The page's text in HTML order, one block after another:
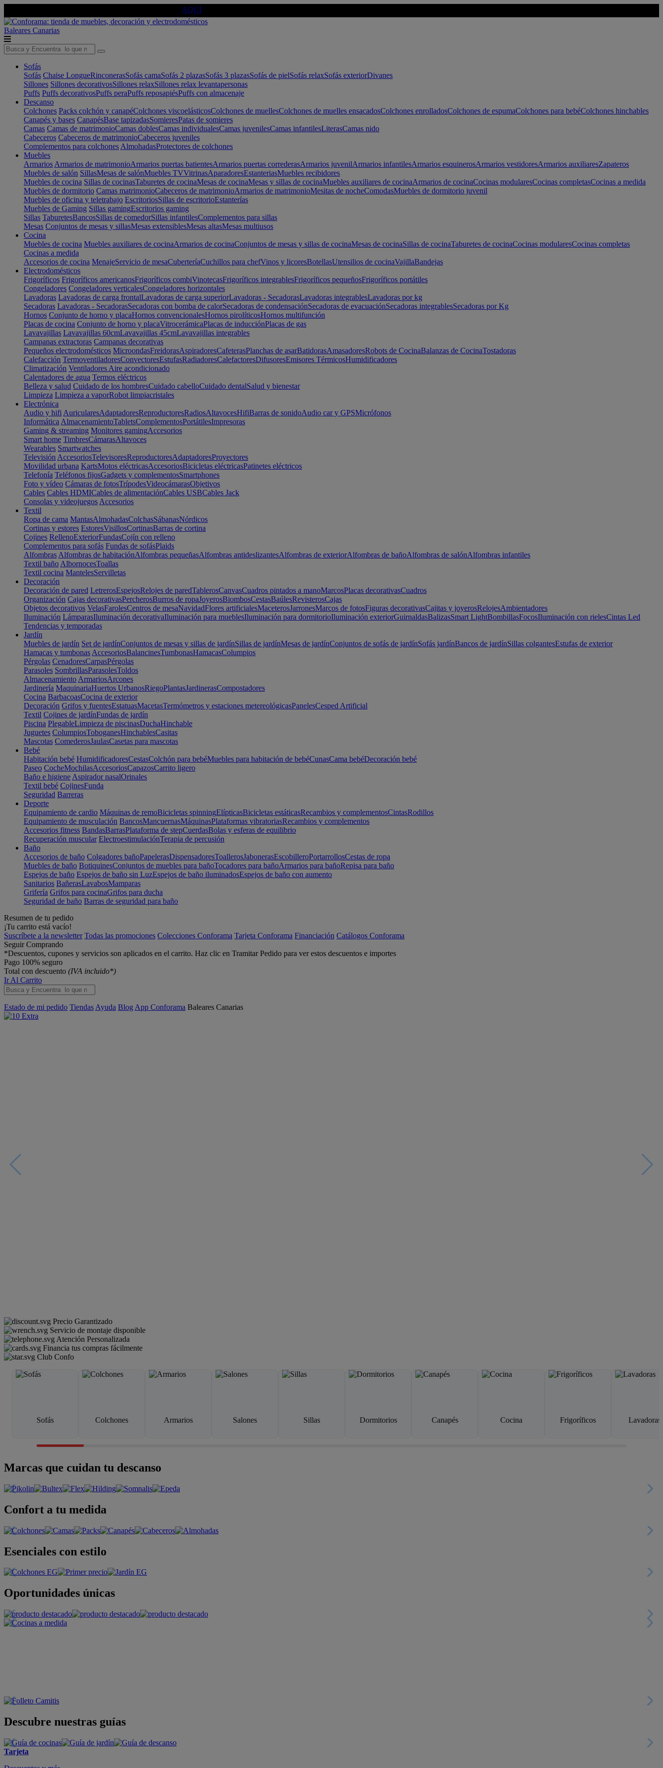
AQUÍ
Baleares Canarias
Sofás
Sofás Chaise LongueRinconerasSofás camaSofás 2 plazasSofás 3 plazasSofás de pielSofás relaxSofás exteriorDivanes
Sillones Sillones decorativosSillones relaxSillones relax levantapersonas
Puffs Puffs decorativosPuffs peraPuffs reposapiésPuffs con almacenaje
Descanso
Colchones Packs colchón y canapéColchones viscoelásticosColchones de muellesColchones de muelles ensacadosColchones enrolladosColchones de espumaColchones para bebéColchones hinchables
Canapés y bases CanapésBase tapizadasSomieresPatas de somieres
Camas Camas de matrimonioCamas doblesCamas individualesCamas juvenilesCamas infantilesLiterasCamas nido
Cabeceros Cabeceros de matrimonioCabeceros juveniles
Complementos para colchones AlmohadasProtectores de colchones
Muebles
Armarios Armarios de matrimonioArmarios puertas batientesArmarios puertas correderasArmarios juvenilArmarios infantilesArmarios esquinerosArmarios vestidoresArmarios auxiliaresZapateros
Muebles de salón SillasMesas de salónMuebles TVVitrinasAparadoresEstanteriasMuebles recibidores
Muebles de cocina Sillas de cocinasTaburetes de cocinaMesas de cocinaMesas y sillas de cocinaMuebles auxiliares de cocinaArmarios de cocinaCocinas modularesCocinas completasCocinas a medida
Muebles de dormitorio Camas matrimonioCabeceros de matrimonioArmarios de matrimonioMesitas de nocheComodasMuebles de dormitorio juvenil
Muebles de oficina y teletrabajo EscritoriosSillas de escritorioEstanterías
Muebles de Gaming Sillas gamingEscritorios gaming
Sillas TaburetesBancosSillas de comedorSillas infantilesComplementos para sillas
Mesas Conjuntos de mesas y sillasMesas extensiblesMesas altasMesas multiusos
Cocina
Muebles de cocina Muebles auxiliares de cocinaArmarios de cocinaConjuntos de mesas y sillas de cocinaMesas de cocinaSillas de cocinaTaburetes de cocinaCocinas modularesCocinas completas
Cocinas a medida
Accesorios de cocina MenajeServicio de mesaCuberteríaCuchillos para chefVinos y licoresBotellasUtensilios de cocinaVajillaBandejas
Electrodomésticos
Frigoríficos Frigoríficos americanosFrigoríficos combiVinotecasFrigoríficos integrablesFrigoríficos pequeñosFrigoríficos portátiles
Congeladores Congeladores verticalesCongeladores horizontales
Lavadoras Lavadoras de carga frontalLavadoras de carga superiorLavadoras - SecadorasLavadoras integrablesLavadoras por kg
Secadoras Lavadoras - SecadorasSecadoras con bomba de calorSecadoras de condensaciónSecadoras de evacuaciónSecadoras integrablesSecadoras por Kg
Hornos Conjunto de horno y placaHornos convencionalesHornos pirolíticosHornos multifunción
Placas de cocina Conjunto de horno y placaVitrocerámicaPlacas de inducciónPlacas de gas
Lavavajillas Lavavajillas 60cmLavavajillas 45cmLavavajillas integrables
Campanas extractoras Campanas decorativas
Pequeños electrodomésticos MicroondasFreidorasAspiradoresCafeterasPlanchas de asarBatidorasAmasadoresRobots de CocinaBalanzas de CocinaTostadoras
Calefacción TermoventiladoresConvectoresEstufasRadiadoresCalefactoresDifusoresEmisores TérmicosHumidificadores
Climatización Ventiladores Aire acondicionado
Calentadores de agua Termos eléctricos
Belleza y salud Cuidado de los hombresCuidado cabelloCuidado dentalSalud y bienestar
Limpieza Limpieza a vaporRobot limpiacristales
Electrónica
Audio y hifi AuricularesAdaptadoresReproductoresRadiosAltavocesHifiBarras de sonidoAudio car y GPSMicrófonos
Informática AlmacenamientoTabletsComplementosPortátilesImpresoras
Gaming & streaming Monitores gamingAccesorios
Smart home TimbresCámarasAltavoces
Wearables Smartwatches
Televisión AccesoriosTelevisoresReproductoresAdaptadoresProyectores
Movilidad urbana KartsMotos eléctricasAccesoriosBicicletas eléctricasPatinetes eléctricos
Telefonía Teléfonos fijosGadgets y complementosSmartphones
Foto y vídeo Cámaras de fotosTrípodesVideocámarasObjetivos
Cables Cables HDMICables de alimentaciónCables USBCables Jack
Consolas y videojuegos Accesorios
Textil
Ropa de cama MantasAlmohadasColchasSábanasNórdicos
Cortinas y estores EstoresVisillosCortinasBarras de cortina
Cojines RellenoExteriorFundasCojín con relleno
Complementos para sofás Fundas de sofásPlaids
Alfombras Alfombras de habitaciónAlfombras pequeñasAlfombras antideslizantesAlfombras de exteriorAlfombras de bañoAlfombras de salónAlfombras infantiles
Textil baño AlbornocesToallas
Textil cocina MantelesServilletas
Decoración
Decoración de pared LetrerosEspejosRelojes de paredTablerosCanvasCuadros pintados a manoMarcosPlacas decorativasCuadros
Organización Cajas decorativasPercherosBurros de ropaJoyerosBiombosCestasBaúlesRevisterosCajas
Objetos decorativos VelasFarolesCentros de mesaNavidadFlores artificialesMaceterosJarronesMarcos de fotosFiguras decorativasCajitas y joyerosRelojesAmbientadores
Iluminación LámparasIluminación decorativaIluminación para mueblesIluminación para dormitorioIluminación exteriorGuirnaldasBalizasSmart LightBombillasFocosIluminación con rielesCintas Led
Tendencias y temporadas
Jardín
Muebles de jardín Set de jardínConjuntos de mesas y sillas de jardínSillas de jardínMesas de jardínConjuntos de sofás de jardínSofás jardínBancos de jardínSillas colgantesEstufas de exterior
Hamacas y tumbonas AccesoriosBalancinesTumbonasHamacasColumpios
Pérgolas CenadoresCarpasPérgolas
Parasoles SombrillasParasolesToldos
Almacenamiento ArmariosArcones
Jardinería MaquinariaHuertos UrbanosRiegoPlantasJardinerasCompostadores
Cocina BarbacoasCocina de exterior
Decoración Grifos y fuentesEstatuasMacetasTermómetros y estaciones metereológicasPanelesCesped Artificial
Textil Cojines de jardínFundas de jardín
Piscina PlegableLimpieza de piscinasDuchaHinchable
Juguetes ColumpiosToboganesHinchablesCasitas
Mascotas ComederosJaulasCasetas para mascotas
Bebé
Habitación bebé HumidificadoresCestasColchón para bebéMuebles para habitación de bebéCunasCama bebéDecoración bebé
Paseo CocheMochilasAccesoriosCapazosCarrito ligero
Baño e higiene Aspirador nasalOrinales
Textil bebé CojinesFunda
Seguridad Barreras
Deporte
Equipamiento de cardio Máquinas de remoBicicletas spinningElípticasBicicletas estáticasRecambios y complementosCintasRodillos
Equipamiento de musculación BancosMancuernasMáquinasPlataformas vibratoriasRecambios y complementos
Accesorios fitness BandasBarrasPlataforma de stepCuerdasBolas y esferas de equilibrio
Recuperación muscular ElectroestimulaciónTerapia de percusión
Baño
Accesorios de baño Colgadores bañoPapelerasDispensadoresToallerosJabonerasEscobilleroPortarrollosCestas de ropa
Muebles de baño BotiquinesConjuntos de muebles para bañoTocadores para bañoArmarios para bañoRepisa para baño
Espejos de baño Espejos de baño sin LuzEspejos de baño iluminadosEspejos de baño con aumento
Sanitarios BañerasLavabosMamparas
Grifería Grifos para cocinaGrifos para ducha
Seguridad de baño Barras de seguridad para baño
Resumen de tu pedido
¡Tu carrito está vacío!
Suscríbete a la newsletter Todas las promociones Colecciones Conforama Tarjeta Conforama Financiación Catálogos Conforama
Seguir Comprando
*Descuentos, cupones y servicios son aplicados en el carrito. Haz clic en Tramitar Pedido para ver estos descuentos e importes
Pago 100% seguro
Total con descuento (IVA incluido*)
Ir Al Carrito
Estado de mi pedido Tiendas Ayuda Blog App Conforama Baleares Canarias
Precio Garantizado
Servicio de montaje disponible
Atención Personalizada
Financia tus compras fácilmente
Club Confo
Sofás Colchones Armarios Salones Sillas Dormitorios Canapés Cocina Frigoríficos Lavadoras
Marcas que cuidan tu descanso
Confort a tu medida
Esenciales con estilo
Oportunidades únicas
Descubre nuestras guías
Tarjeta